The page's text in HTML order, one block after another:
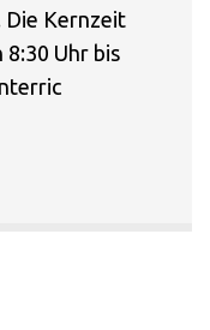
Die Kernzeit
8:30 Uhr bis